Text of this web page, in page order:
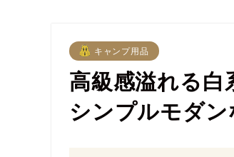
キャンプ用品
高級感溢れる白
シンプルモダ